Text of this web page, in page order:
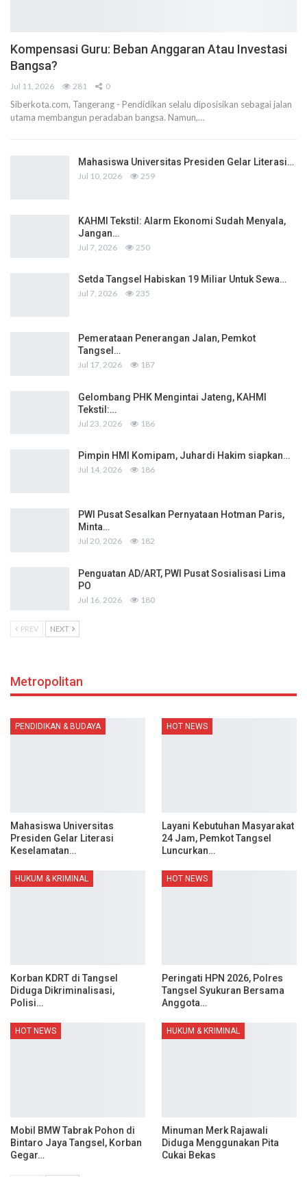
Kompensasi Guru: Beban Anggaran Atau Investasi
Bangsa?
Jul 11, 2026 281 0
Siberkota.com, Tangerang - Pendidikan selalu diposisikan sebagai jalan
utama membangun peradaban bangsa. Namun,…
Mahasiswa Universitas Presiden Gelar Literasi…
Jul 10, 2026 259
KAHMI Tekstil: Alarm Ekonomi Sudah Menyala,
Jangan…
Jul 7, 2026 250
Setda Tangsel Habiskan 19 Miliar Untuk Sewa…
Jul 7, 2026 235
Pemerataan Penerangan Jalan, Pemkot
Tangsel…
Jul 17, 2026 187
Gelombang PHK Mengintai Jateng, KAHMI
Tekstil:…
Jul 23, 2026 186
Pimpin HMI Komipam, Juhardi Hakim siapkan…
Jul 14, 2026 186
PWI Pusat Sesalkan Pernyataan Hotman Paris,
Minta…
Jul 20, 2026 182
Penguatan AD/ART, PWI Pusat Sosialisasi Lima
PO
Jul 16, 2026 180
PREV NEXT
Metropolitan
PENDIDIKAN & BUDAYA
Mahasiswa Universitas
Presiden Gelar Literasi
Keselamatan…
HOT NEWS
Layani Kebutuhan Masyarakat
24 Jam, Pemkot Tangsel
Luncurkan…
HUKUM & KRIMINAL
Korban KDRT di Tangsel
Diduga Dikriminalisasi,
Polisi…
HOT NEWS
Peringati HPN 2026, Polres
Tangsel Syukuran Bersama
Anggota…
HOT NEWS
Mobil BMW Tabrak Pohon di
Bintaro Jaya Tangsel, Korban
Gegar…
HUKUM & KRIMINAL
Minuman Merk Rajawali
Diduga Menggunakan Pita
Cukai Bekas